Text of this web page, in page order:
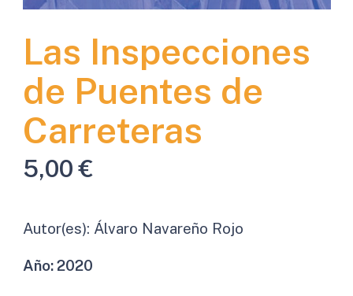
Las Inspecciones
de Puentes de
Carreteras
5,00€
Autor(es): Álvaro Navareño Rojo
Año:2020